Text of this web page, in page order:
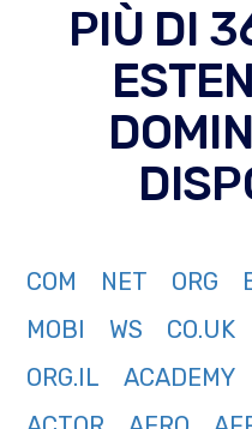
PIÙ DI
COM NET ORG
MOBI
WS CO.UK
ORG.IL
ACADEMY